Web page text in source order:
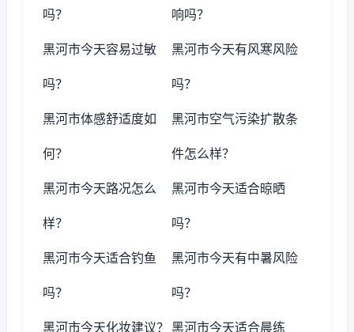
吗？ 响吗？
黑河市今天容易过敏
吗？
黑河市今天有风寒风险
吗？
黑河市体感舒适度如
何？
黑河市空气污染扩散条
件怎么样？
黑河市今天路况怎么
样？
黑河市今天适合晾晒
吗？
黑河市今天适合钓鱼
吗？
黑河市今天有中暑风险
吗？
黑河市今天化妆建议？ 黑河市今天适合晨练